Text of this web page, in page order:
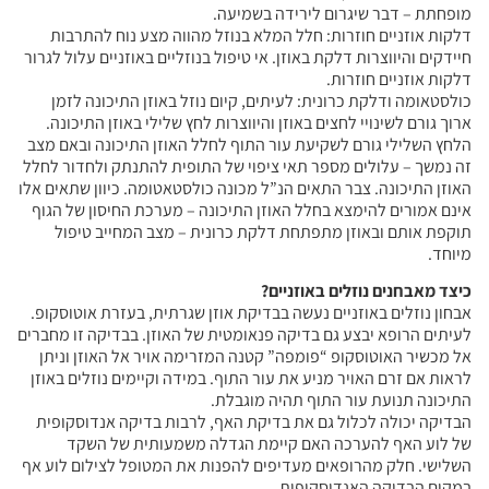
מופחתת – דבר שיגרום לירידה בשמיעה.
דלקות אוזניים חוזרות: חלל המלא בנוזל מהווה מצע נוח להתרבות
חיידקים והיווצרות דלקת באוזן. אי טיפול בנוזליים באוזניים עלול לגרור
דלקות אוזניים חוזרות.
כולסטאומה ודלקת כרונית: לעיתים, קיום נוזל באוזן התיכונה לזמן
ארוך גורם לשינויי לחצים באוזן והיווצרות לחץ שלילי באוזן התיכונה.
הלחץ השלילי גורם לשקיעת עור התוף לחלל האוזן התיכונה ובאם מצב
זה נמשך – עלולים מספר תאי ציפוי של התופית להתנתק ולחדור לחלל
האוזן התיכונה. צבר התאים הנ”ל מכונה כולסטאטומה. כיוון שתאים אלו
אינם אמורים להימצא בחלל האוזן התיכונה – מערכת החיסון של הגוף
תוקפת אותם ובאוזן מתפתחת דלקת כרונית – מצב המחייב טיפול
מיוחד.
כיצד מאבחנים נוזלים באוזניים?
אבחון נוזלים באוזניים נעשה בבדיקת אוזן שגרתית, בעזרת אוטוסקופ.
לעיתים הרופא יבצע גם בדיקה פנאומטית של האוזן. בבדיקה זו מחברים
אל מכשיר האוטוסקופ “פומפה” קטנה המזרימה אויר אל האוזן וניתן
לראות אם זרם האויר מניע את עור התוף. במידה וקיימים נוזלים באוזן
התיכונה תנועת עור התוף תהיה מוגבלת.
הבדיקה יכולה לכלול גם את בדיקת האף, לרבות בדיקה אנדוסקופית
של לוע האף להערכה האם קיימת הגדלה משמעותית של השקד
השלישי. חלק מהרופאים מעדיפים להפנות את המטופל לצילום לוע אף